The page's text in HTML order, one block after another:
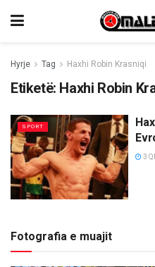
Hyrje Tag Haxhi Robin Krasniqi
Etiketë: Haxhi Robin
SPORT
3
Fotografia e muajit